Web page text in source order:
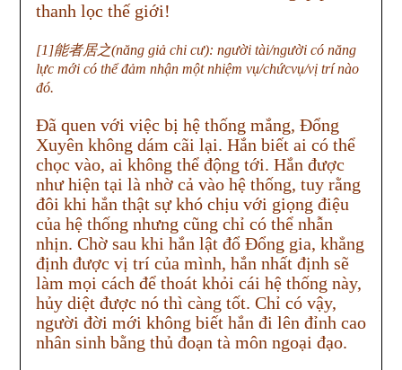
thanh lọc thế giới!
[1]能者居之(năng giả chi cư): người tài/người có năng
lực mới có thể đảm nhận một nhiệm vụ/chứcvụ/vị trí nào
đó.
Đã quen với việc bị hệ thống mắng, Đổng
Xuyên không dám cãi lại. Hắn biết ai có thể
chọc vào, ai không thể động tới. Hắn được
như hiện tại là nhờ cả vào hệ thống, tuy rằng
đôi khi hắn thật sự khó chịu với giọng điệu
của hệ thống nhưng cũng chỉ có thể nhẫn
nhịn. Chờ sau khi hắn lật đổ Đổng gia, khẳng
định được vị trí của mình, hắn nhất định sẽ
làm mọi cách để thoát khỏi cái hệ thống này,
hủy diệt được nó thì càng tốt. Chỉ có vậy,
người đời mới không biết hắn đi lên đỉnh cao
nhân sinh bằng thủ đoạn tà môn ngoại đạo.